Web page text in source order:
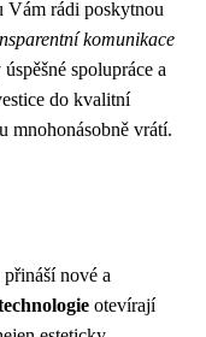
Vám rádi poskytnou
komunikace
spolupráce a
do kvalitní
mnohonásobně vrátí.
nové a
otevírají